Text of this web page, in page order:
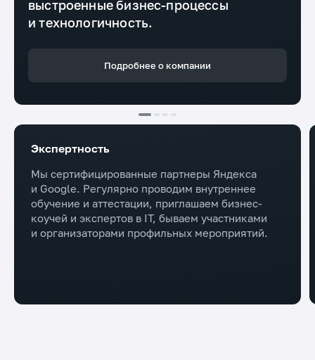
выстроенные бизнес-процессы
и технологичность.
Подробнее о компании
Экспертность
Мы сертифицированные партнеры Яндекса
и Google. Регулярно проводим внутреннее
обучение и аттестации, приглашаем бизнес-
коучей и экспертов в IT, бываем участниками
и организаторами профильных мероприятий.